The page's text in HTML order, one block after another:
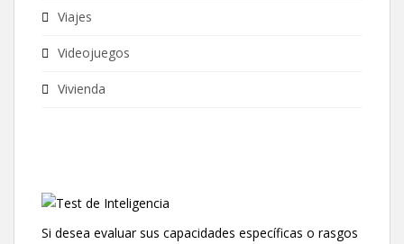
Viajes
Videojuegos
Vivienda
Si desea evaluar sus capacidades específicas o rasgos